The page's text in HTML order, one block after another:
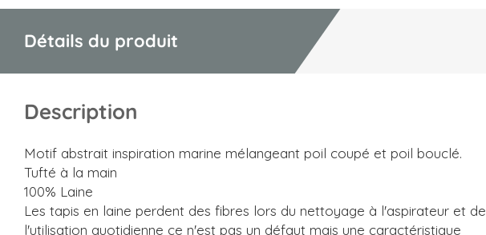
beginning
gallery
Détails du produit
Description
Motif abstrait inspiration marine mélangeant poil coupé et poil bouclé.
Tufté à la main
100% Laine
Les tapis en laine perdent des fibres lors du nettoyage à l'aspirateur et de
l'utilisation quotidienne ce n'est pas un défaut mais une caractéristique